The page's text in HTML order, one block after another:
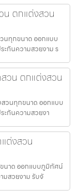
ตกแต่งสวน
นทุกขนาด ออกแบบ
ะกันความสวยงาม ร
วน ตกแต่งสวน
วนทุกขนาด ออกแบบ
ะกันความสวยงา
ต่งสวน
นาด ออกแบบภูมิทัศน์
มสวยงาม รับจั